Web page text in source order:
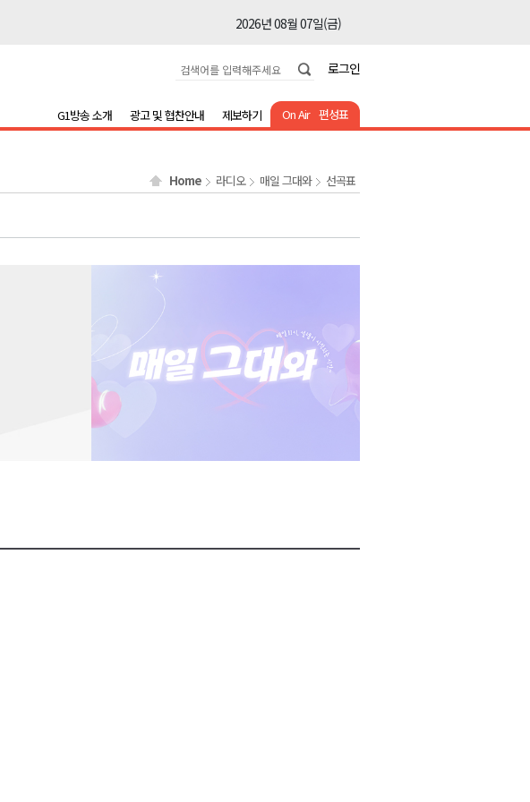
2026년 08월 07일(금)
2026년 08월 07일(금)
2026년 08월 07일(금)
2026년 08월 07일(금)
2026년 08월 07일(금)
2026년 08월 07일(금)
2026년 08월 07일(금)
로그인
On Air 편성표
G1방송 소개 광고 및 협찬안내 제보하기
Home 라디오 매일 그대와 선곡표